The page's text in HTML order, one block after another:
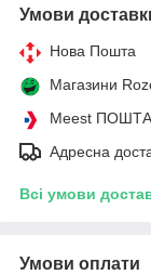
Умови
Нова Пошта
Магазини
Meest ПОШТА
Адресна
Всі умови
Умови оплати